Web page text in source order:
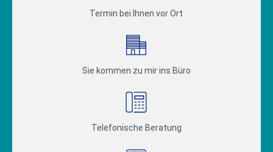
Termin bei Ihnen vor Ort
Sie kommen zu mir ins Büro
Telefonische Beratung